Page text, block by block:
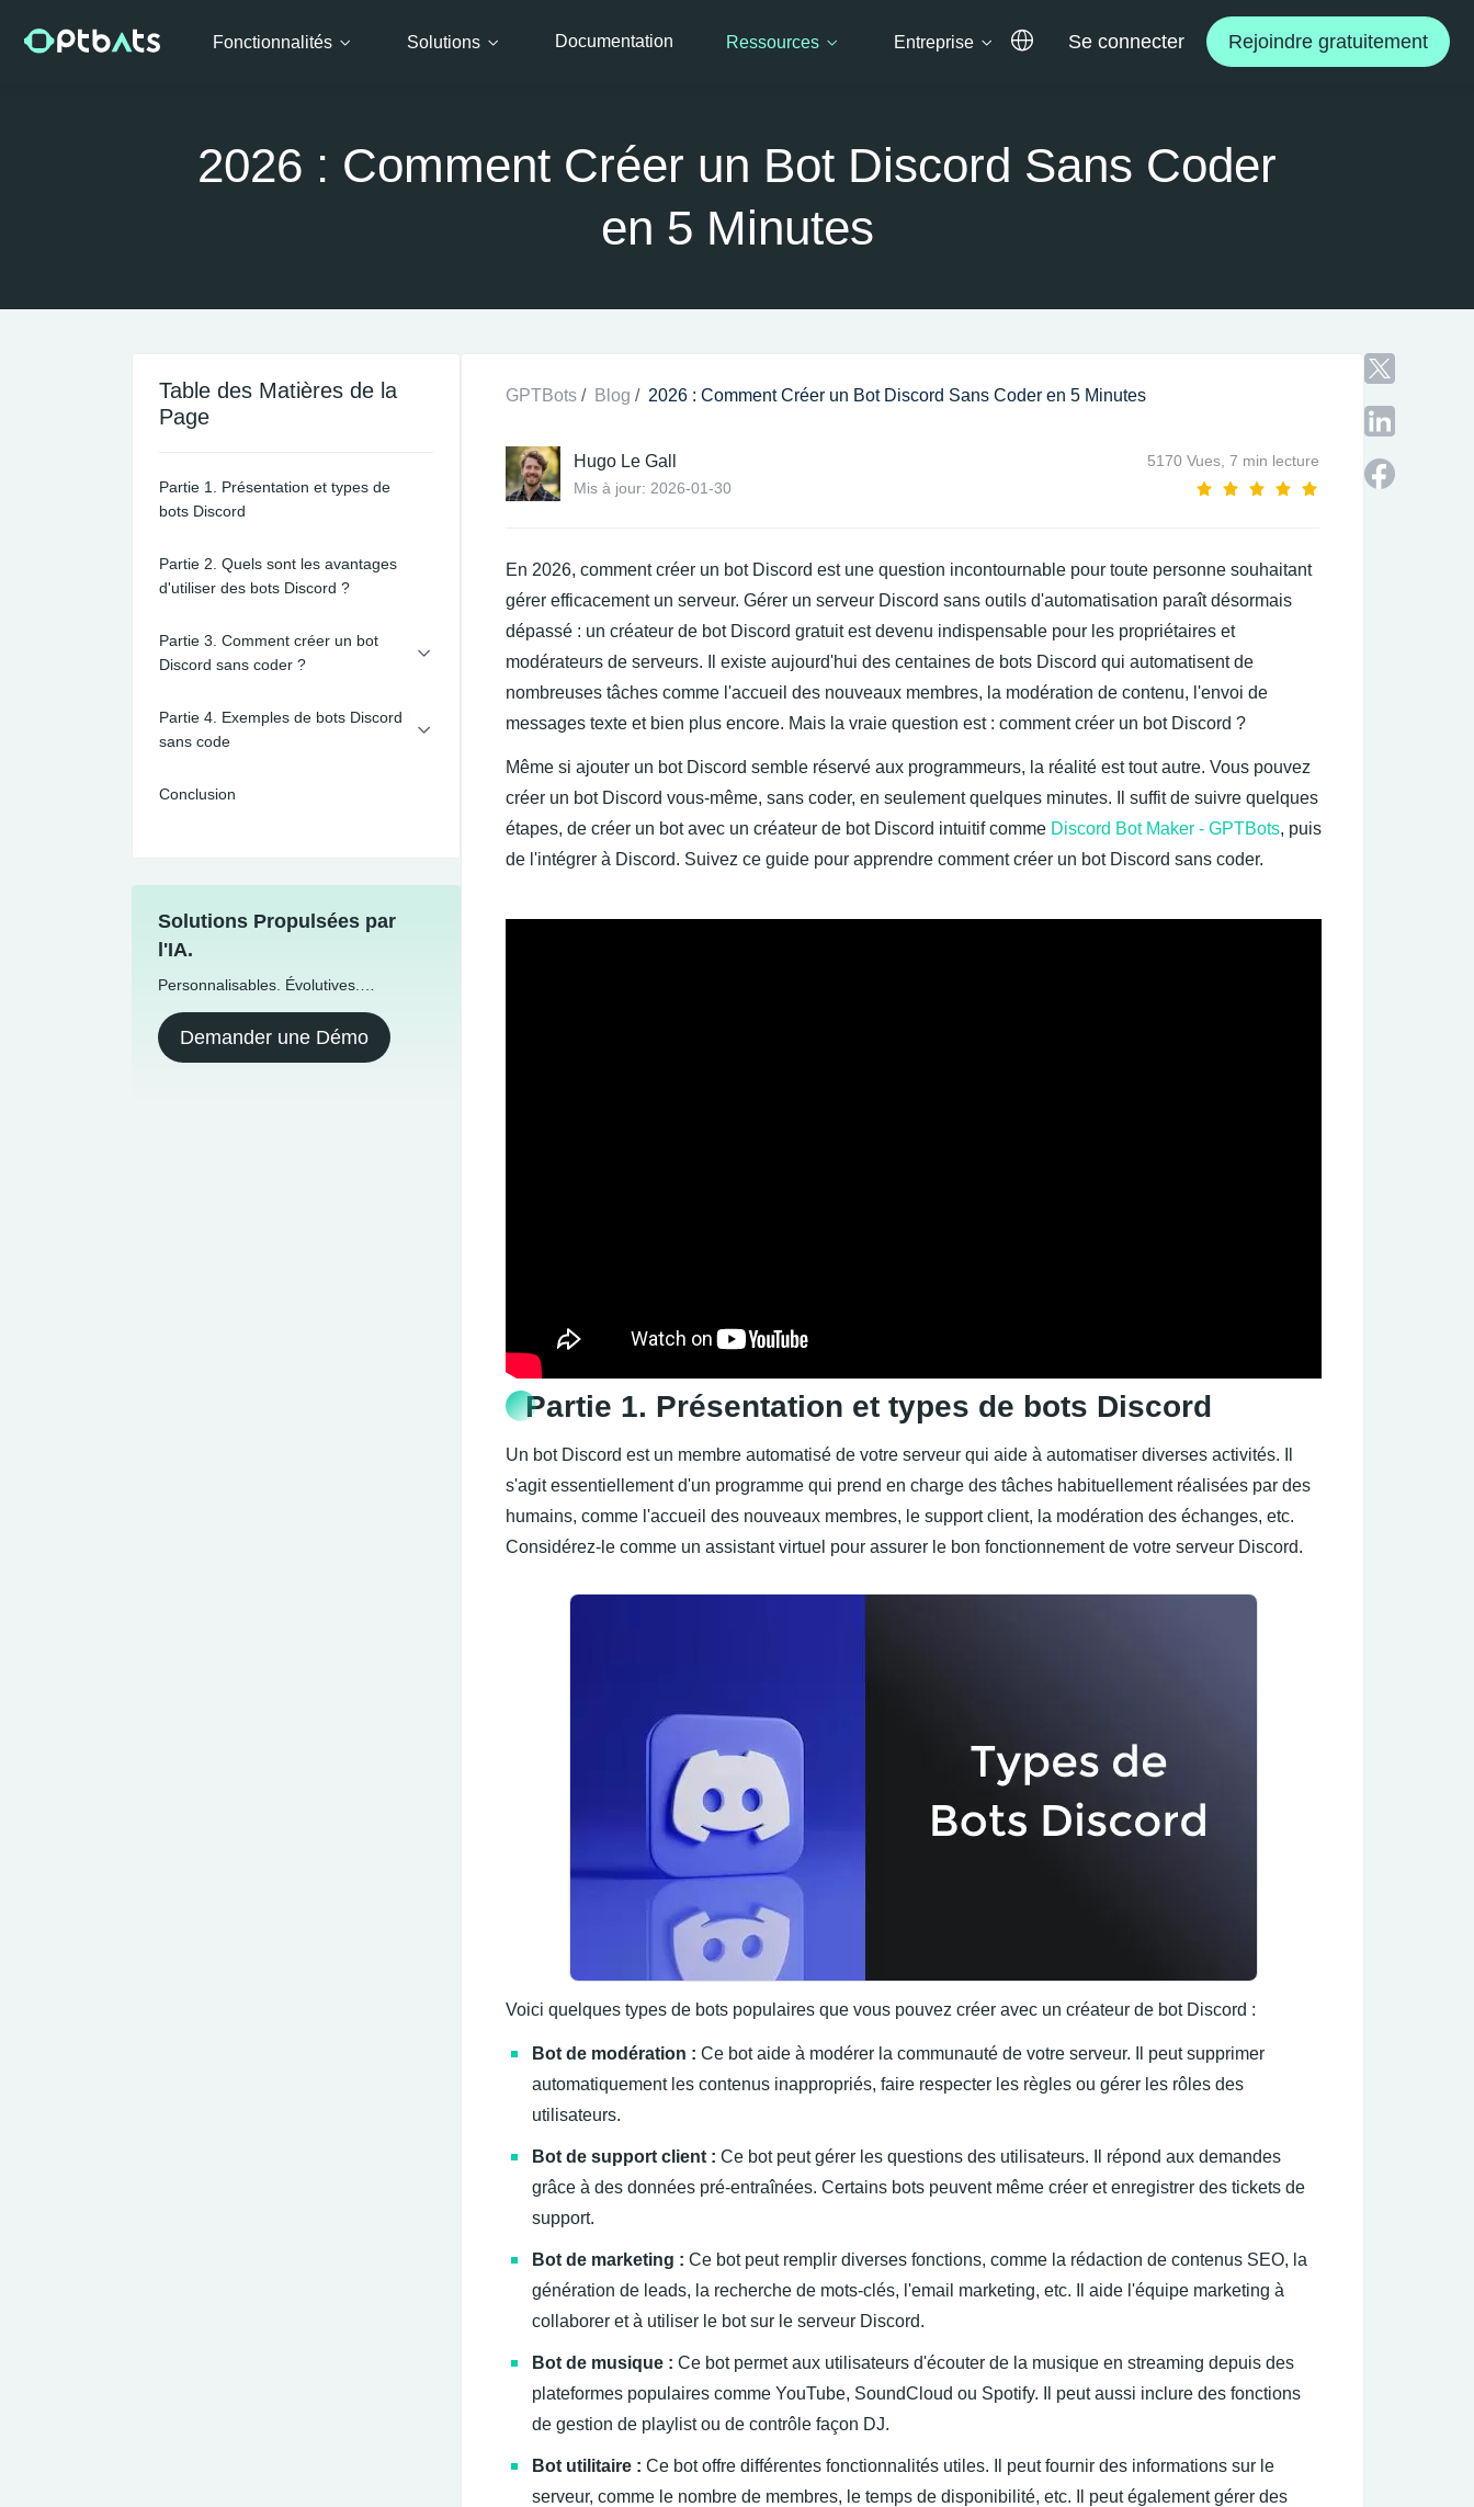
Fonctionnalités Solutions Documentation Ressources Entreprise Se connecter Rejoindre gratuitement
2026 : Comment Créer un Bot Discord Sans Coder
en 5 Minutes
Table des Matières de la
Page
Partie 1. Présentation et types de
bots Discord
Partie 2. Quels sont les avantages
d'utiliser des bots Discord ?
Partie 3. Comment créer un bot
Discord sans coder ?
Partie 4. Exemples de bots Discord
sans code
Conclusion
Solutions Propulsées par
l'IA.
Personnalisables. Évolutives.
Internationales.
Demander une Démo
GPTBots / Blog / 2026 : Comment Créer un Bot Discord Sans Coder en 5 Minutes
Hugo Le Gall
Mis à jour: 2026-01-30
5170 Vues, 7 min lecture
En 2026, comment créer un bot Discord est une question incontournable pour toute personne souhaitant
gérer efficacement un serveur. Gérer un serveur Discord sans outils d'automatisation paraît désormais
dépassé : un créateur de bot Discord gratuit est devenu indispensable pour les propriétaires et
modérateurs de serveurs. Il existe aujourd'hui des centaines de bots Discord qui automatisent de
nombreuses tâches comme l'accueil des nouveaux membres, la modération de contenu, l'envoi de
messages texte et bien plus encore. Mais la vraie question est : comment créer un bot Discord ?
Même si ajouter un bot Discord semble réservé aux programmeurs, la réalité est tout autre. Vous pouvez
créer un bot Discord vous-même, sans coder, en seulement quelques minutes. Il suffit de suivre quelques
étapes, de créer un bot avec un créateur de bot Discord intuitif comme Discord Bot Maker - GPTBots, puis
de l'intégrer à Discord. Suivez ce guide pour apprendre comment créer un bot Discord sans coder.
Partie 1. Présentation et types de bots Discord
Un bot Discord est un membre automatisé de votre serveur qui aide à automatiser diverses activités. Il
s'agit essentiellement d'un programme qui prend en charge des tâches habituellement réalisées par des
humains, comme l'accueil des nouveaux membres, le support client, la modération des échanges, etc.
Considérez-le comme un assistant virtuel pour assurer le bon fonctionnement de votre serveur Discord.
Voici quelques types de bots populaires que vous pouvez créer avec un créateur de bot Discord :
Bot de modération : Ce bot aide à modérer la communauté de votre serveur. Il peut supprimer
automatiquement les contenus inappropriés, faire respecter les règles ou gérer les rôles des
utilisateurs.
Bot de support client : Ce bot peut gérer les questions des utilisateurs. Il répond aux demandes
grâce à des données pré-entraînées. Certains bots peuvent même créer et enregistrer des tickets de
support.
Bot de marketing : Ce bot peut remplir diverses fonctions, comme la rédaction de contenus SEO, la
génération de leads, la recherche de mots-clés, l'email marketing, etc. Il aide l'équipe marketing à
collaborer et à utiliser le bot sur le serveur Discord.
Bot de musique : Ce bot permet aux utilisateurs d'écouter de la musique en streaming depuis des
plateformes populaires comme YouTube, SoundCloud ou Spotify. Il peut aussi inclure des fonctions
de gestion de playlist ou de contrôle façon DJ.
Bot utilitaire : Ce bot offre différentes fonctionnalités utiles. Il peut fournir des informations sur le
serveur, comme le nombre de membres, le temps de disponibilité, etc. Il peut également gérer des